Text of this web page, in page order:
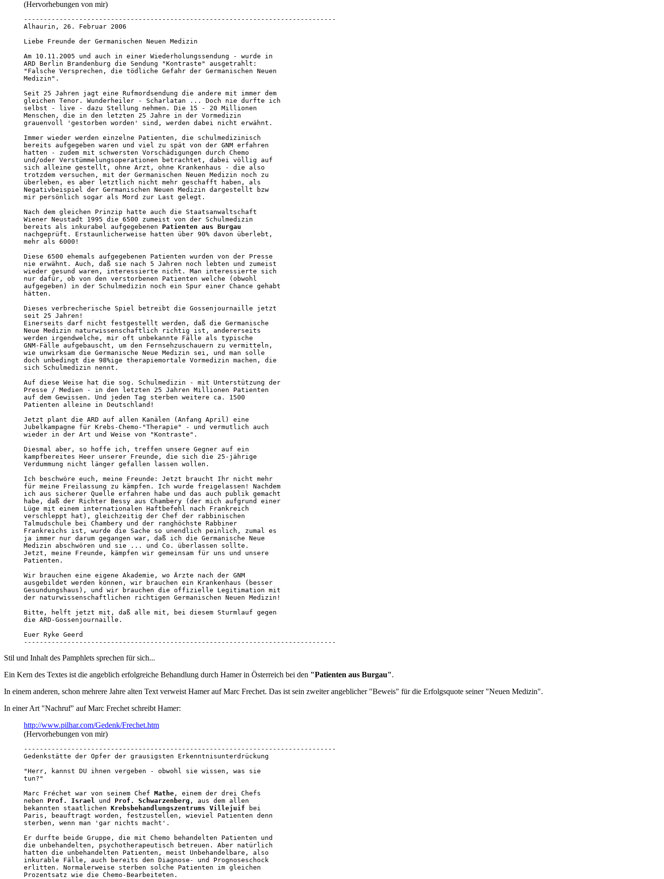
(Hervorhebungen von mir)
-------------------------------------------------------------------------------
Alhaurin, 26. Februar 2006
Liebe Freunde der Germanischen Neuen Medizin
Am 10.11.2005 und auch in einer Wiederholungssendung - wurde in
ARD Berlin Brandenburg die Sendung "Kontraste" ausgetrahlt:
"Falsche Versprechen, die tödliche Gefahr der Germanischen Neuen
Medizin".
Seit 25 Jahren jagt eine Rufmordsendung die andere mit immer dem
gleichen Tenor. Wunderheiler - Scharlatan ... Doch nie durfte ich
selbst - live - dazu Stellung nehmen. Die 15 - 20 Millionen
Menschen, die in den letzten 25 Jahre in der Vormedizin
grauenvoll 'gestorben worden' sind, werden dabei nicht erwähnt.
Immer wieder werden einzelne Patienten, die schulmedizinisch
bereits aufgegeben waren und viel zu spät von der GNM erfahren
hatten - zudem mit schwersten Vorschädigungen durch Chemo
und/oder Verstümmelungsoperationen betrachtet, dabei völlig auf
sich alleine gestellt, ohne Arzt, ohne Krankenhaus - die also
trotzdem versuchen, mit der Germanischen Neuen Medizin noch zu
überleben, es aber letztlich nicht mehr geschafft haben, als
Negativbeispiel der Germanischen Neuen Medizin dargestellt bzw
mir persönlich sogar als Mord zur Last gelegt.
Nach dem gleichen Prinzip hatte auch die Staatsanwaltschaft
Wiener Neustadt 1995 die 6500 zumeist von der Schulmedizin
bereits als inkurabel aufgegebenen Patienten aus Burgau
nachgeprüft. Erstaunlicherweise hatten über 90% davon überlebt,
mehr als 6000!
Diese 6500 ehemals aufgegebenen Patienten wurden von der Presse
nie erwähnt. Auch, daß sie nach 5 Jahren noch lebten und zumeist
wieder gesund waren, interessierte nicht. Man interessierte sich
nur dafür, ob von den verstorbenen Patienten welche (obwohl
aufgegeben) in der Schulmedizin noch ein Spur einer Chance gehabt
hätten.
Dieses verbrecherische Spiel betreibt die Gossenjournaille jetzt
seit 25 Jahren!
Einerseits darf nicht festgestellt werden, daß die Germanische
Neue Medizin naturwissenschaftlich richtig ist, andererseits
werden irgendwelche, mir oft unbekannte Fälle als typische
GNM-Fälle aufgebauscht, um den Fernsehzuschauern zu vermitteln,
wie unwirksam die Germanische Neue Medizin sei, und man solle
doch unbedingt die 98%ige therapiemortale Vormedizin machen, die
sich Schulmedizin nennt.
Auf diese Weise hat die sog. Schulmedizin - mit Unterstützung der
Presse / Medien - in den letzten 25 Jahren Millionen Patienten
auf dem Gewissen. Und jeden Tag sterben weitere ca. 1500
Patienten alleine in Deutschland!
Jetzt plant die ARD auf allen Kanälen (Anfang April) eine
Jubelkampagne für Krebs-Chemo-"Therapie" - und vermutlich auch
wieder in der Art und Weise von "Kontraste".
Diesmal aber, so hoffe ich, treffen unsere Gegner auf ein
kampfbereites Heer unserer Freunde, die sich die 25-jährige
Verdummung nicht länger gefallen lassen wollen.
Ich beschwöre euch, meine Freunde: Jetzt braucht Ihr nicht mehr
für meine Freilassung zu kämpfen. Ich wurde freigelassen! Nachdem
ich aus sicherer Quelle erfahren habe und das auch publik gemacht
habe, daß der Richter Bessy aus Chambery (der mich aufgrund einer
Lüge mit einem internationalen Haftbefehl nach Frankreich
verschleppt hat), gleichzeitig der Chef der rabbinischen
Talmudschule bei Chambery und der ranghöchste Rabbiner
Frankreichs ist, wurde die Sache so unendlich peinlich, zumal es
ja immer nur darum gegangen war, daß ich die Germanische Neue
Medizin abschwören und sie ... und Co. überlassen sollte.
Jetzt, meine Freunde, kämpfen wir gemeinsam für uns und unsere
Patienten.
Wir brauchen eine eigene Akademie, wo Ärzte nach der GNM
ausgebildet werden können, wir brauchen ein Krankenhaus (besser
Gesundungshaus), und wir brauchen die offizielle Legitimation mit
der naturwissenschaftlichen richtigen Germanischen Neuen Medizin!
Bitte, helft jetzt mit, daß alle mit, bei diesem Sturmlauf gegen
die ARD-Gossenjournaille.
Euer Ryke Geerd
-------------------------------------------------------------------------------
Stil und Inhalt des Pamphlets sprechen für sich...
Ein Kern des Textes ist die angeblich erfolgreiche Behandlung durch Hamer in Österreich bei den "Patienten aus Burgau".
In einem anderen, schon mehrere Jahre alten Text verweist Hamer auf Marc Frechet. Das ist sein zweiter angeblicher "Beweis" für die Erfolgsquote seiner "Neuen Medizin".
In einer Art "Nachruf" auf Marc Frechet schreibt Hamer:
http://www.pilhar.com/Gedenk/Frechet.htm
(Hervorhebungen von mir)
-------------------------------------------------------------------------------
Gedenkstätte der Opfer der grausigsten Erkenntnisunterdrückung
"Herr, kannst DU ihnen vergeben - obwohl sie wissen, was sie
tun?"
Marc Fréchet war von seinem Chef Mathe , einem der drei Chefs
neben Prof. Israel und Prof. Schwarzenberg , aus dem allen
bekannten staatlichen Krebsbehandlungszentrums Villejuif bei
Paris, beauftragt worden, festzustellen, wieviel Patienten denn
sterben, wenn man 'gar nichts macht'.
Er durfte beide Gruppe, die mit Chemo behandelten Patienten und
die unbehandelten, psychotherapeutisch betreuen. Aber natürlich
hatten die unbehandelten Patienten, meist Unbehandelbare, also
inkurable Fälle, auch bereits den Diagnose- und Prognoseschock
erlitten. Normalerweise sterben solche Patienten im gleichen
Prozentsatz wie die Chemo-Bearbeiteten.